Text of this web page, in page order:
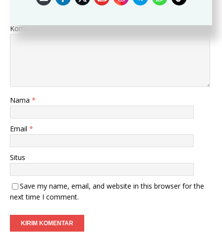
Komentar
Nama *
Email *
Situs
Save my name, email, and website in this browser for the
next time I comment.